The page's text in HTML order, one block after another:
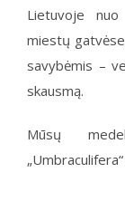
Lietuvoje
miestų
savybėmis –
skausmą.
Mūsų